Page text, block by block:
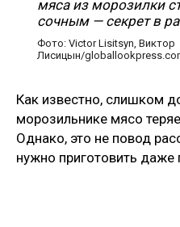
мяса из морозилки
сочным — секрет в
Фото: Victor Lisitsyn, Виктор
Лисицын/
Как известно, слишком
морозильнике мясо
Однако, это не повод
нужно приготовить